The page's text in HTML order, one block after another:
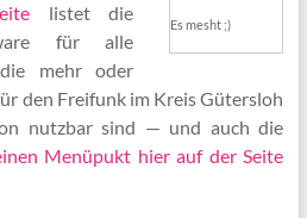
Es mesht ;)
listet die
für alle
mehr oder
den Freifunk im Kreis Gütersloh
nutzbar sind — und auch die
Menüpukt hier auf der Seite